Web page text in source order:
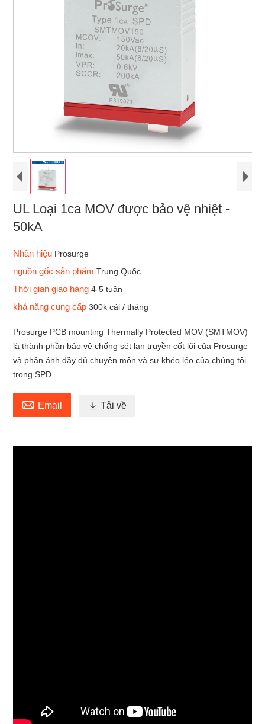
UL Loại 1ca MOV được bảo vệ nhiệt -
50kA
Nhãn hiệu Prosurge
nguồn gốc sản phẩmTrung Quốc
Thời gian giao hàng4-5 tuần
khả năng cung cấp300k cái / tháng
Prosurge PCB mounting Thermally Protected MOV (SMTMOV)
là thành phần bảo vệ chống sét lan truyền cốt lõi của Prosurge
và phản ánh đầy đủ chuyên môn và sự khéo léo của chúng tôi
trong SPD.
 Email  Tải về